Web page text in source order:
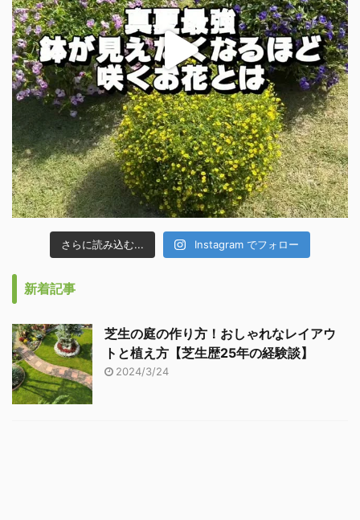
さらに読み込む... Instagram でフォロー
新着記事
芝生の庭の作り方！おしゃれなレイアウ
トと植え方【芝生歴25年の経験談】
2024/3/24